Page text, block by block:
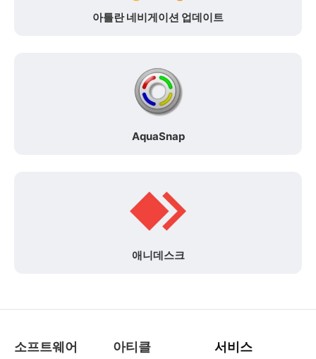
아틀란 네비게이션 업데이트
AquaSnap
애니데스크
소프트웨어 아티클 서비스